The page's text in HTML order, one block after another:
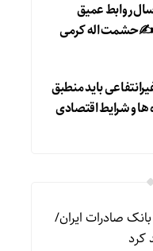
و سربندر با ۶۰ سال روابط عمیق
✍حشمت اله کرمی
باید منطبق
ها و شرایط اقتصادی
صادرات ایران/